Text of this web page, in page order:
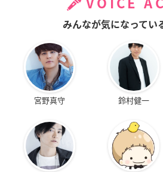
VOICE
みんなが気になってい
宮野真守 鈴村健一